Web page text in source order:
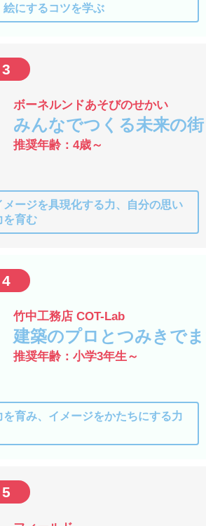
にするコツを学ぶ
3
ボーネルンドあそびのせかい
みんなでつくる未来の街
推奨年齢：4歳～
ージを具現化する力、自分の思い
を育む
4
竹中工務店 COT-Lab
建築のプロとつみきで
推奨年齢：小学3年生～
育み、イメージをかたちにする力
5